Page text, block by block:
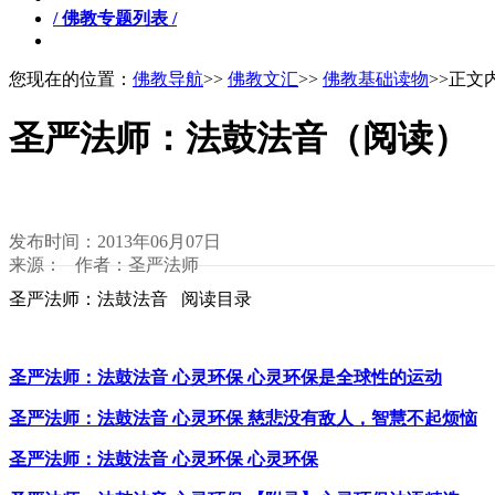
/ 佛教专题列表 /
您现在的位置： 佛教导航>> 佛教文汇>> 佛教基础读物>>正文
圣严法师：法鼓法音（阅读）
发布时间：2013年06月07日
来源： 作者：圣严法师
圣严法师：法鼓法音 阅读目录
圣严法师：法鼓法音 心灵环保 心灵环保是全球性的运动
圣严法师：法鼓法音 心灵环保 慈悲没有敌人，智慧不起烦恼
圣严法师：法鼓法音 心灵环保 心灵环保